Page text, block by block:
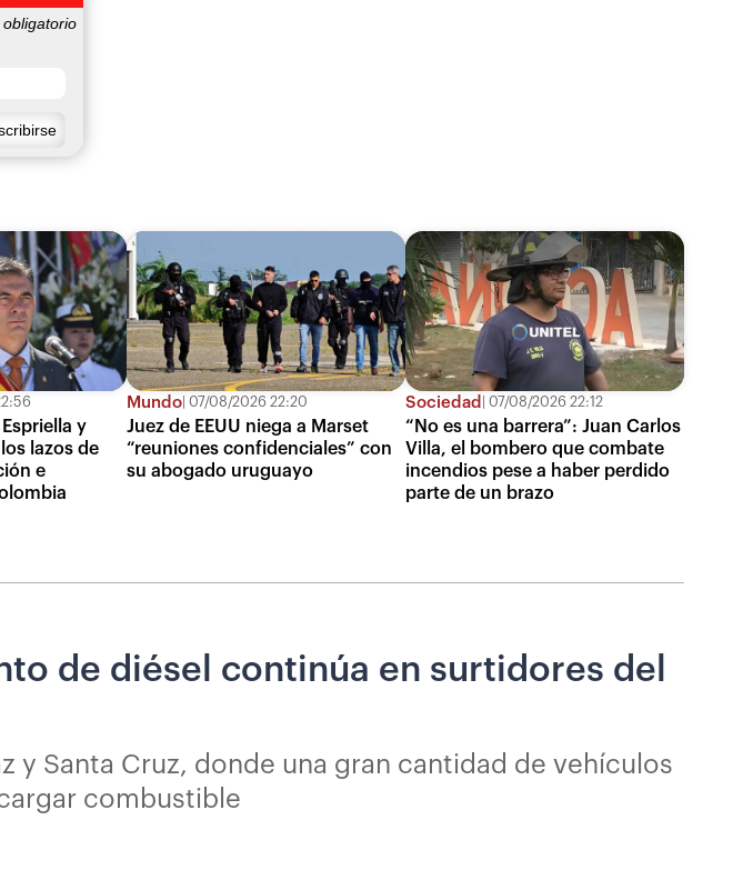
y
lazos de
e
Mundo 07/08/2026 22:20
Juez de EEUU niega a Marset
“reuniones confidenciales” con
su abogado uruguayo
Sociedad 07/08/2026 22:12
“No es una barrera”: Juan Carlos
Villa, el bombero que combate
incendios pese a haber perdido
parte de un brazo
de diésel continúa en surtidores del
y Santa Cruz, donde una gran cantidad de vehículos
combustible